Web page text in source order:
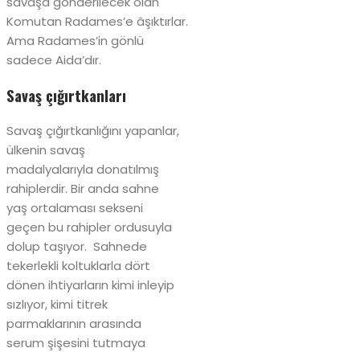
Komutan Radames’e âşıktırlar.
Ama Radames’in gönlü
sadece Aida’dır.
Savaş çığırtkanları
Savaş çığırtkanlığını yapanlar,
ülkenin savaş
madalyalarıyla donatılmış
rahiplerdir. Bir anda sahne
yaş ortalaması sekseni
geçen bu rahipler ordusuyla
dolup taşıyor. Sahnede
tekerlekli koltuklarla dört
dönen ihtiyarların kimi inleyip
sızlıyor, kimi titrek
parmaklarının arasında
serum şişesini tutmaya